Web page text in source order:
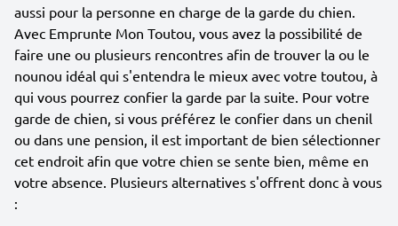
aussi pour la personne en charge de la garde du chien.
Avec Emprunte Mon Toutou, vous avez la possibilité de
faire une ou plusieurs rencontres afin de trouver la ou le
nounou idéal qui s'entendra le mieux avec votre toutou, à
qui vous pourrez confier la garde par la suite. Pour votre
garde de chien, si vous préférez le confier dans un chenil
ou dans une pension, il est important de bien sélectionner
cet endroit afin que votre chien se sente bien, même en
votre absence. Plusieurs alternatives s'offrent donc à vous
: